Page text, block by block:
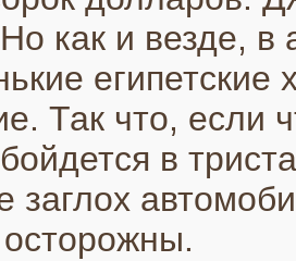
как и везде,
египетские
Так что, если
в
заглох
осторожны.